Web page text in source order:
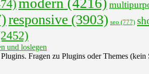
responsive (3903) seo (777)
Fragen zu Plugins oder Themes (kein